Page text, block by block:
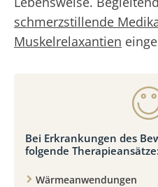
schmerzstillende
Muskelrelaxantien
Bei Erkrankungen des
folgende Therapieansätze:
Wärmeanwendungen